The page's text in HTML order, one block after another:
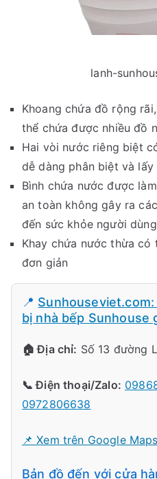
cay-
lanh-
Khoang chứa đồ rộng
thể chứa được nhiều đồ
Hai vòi nước riêng biệt
dễ dàng phân biệt và
Bình chứa nước được
an toàn không gây ra
đến sức khỏe người dùng
Khay chứa nước thừa có
đơn giản
📍
bị nhà bếp Sunhouse
🏠 Địa chỉ: Số 13 đường
📞 Điện thoại/Zalo:
0972806638
📌 Xem trên Google Maps
Bản đồ đến với cửa